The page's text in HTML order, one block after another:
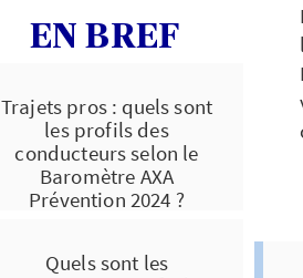
EN BREF
Trajets pros : quels sont
les profils des
conducteurs selon le
Baromètre AXA
Prévention 2024 ?
Quels sont les